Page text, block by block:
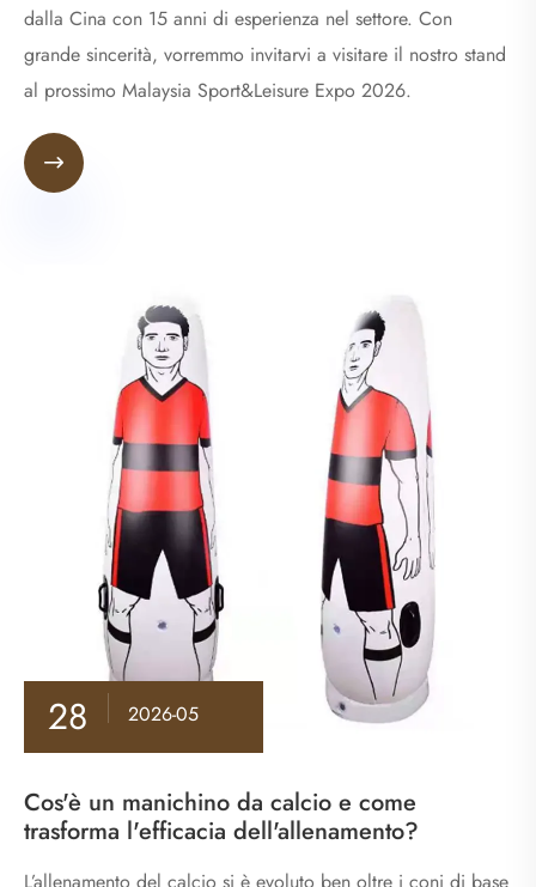
dalla Cina con 15 anni di esperienza nel settore. Con
grande sincerità, vorremmo invitarvi a visitare il nostro stand
al prossimo Malaysia Sport&Leisure Expo 2026.

28 2026-05
Cos'è un manichino da calcio e come
trasforma l'efficacia dell'allenamento?